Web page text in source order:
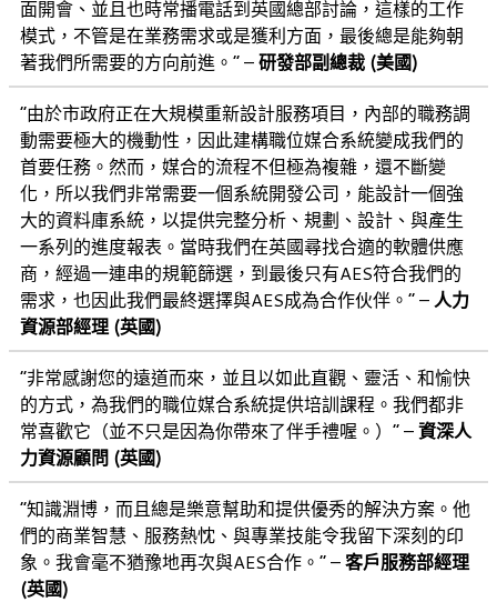
面開會、並且也時常播電話到英國總部討論，這樣的工作
模式，不管是在業務需求或是獲利方面，最後總是能夠朝
著我們所需要的方向前進。” –研發部副總裁 (美國)
“由於市政府正在大規模重新設計服務項目，內部的職務調
動需要極大的機動性，因此建構職位媒合系統變成我們的
首要任務。然而，媒合的流程不但極為複雜，還不斷變
化，所以我們非常需要一個系統開發公司，能設計一個強
大的資料庫系統，以提供完整分析、規劃、設計、與產生
一系列的進度報表。當時我們在英國尋找合適的軟體供應
商，經過一連串的規範篩選，到最後只有AES符合我們的
需求，也因此我們最終選擇與AES成為合作伙伴。” –人力
資源部經理 (英國)
“非常感謝您的遠道而來，並且以如此直觀、靈活、和愉快
的方式，為我們的職位媒合系統提供培訓課程。我們都非
常喜歡它（並不只是因為你帶來了伴手禮喔。）” –資深人
力資源顧問 (英國)
“知識淵博，而且總是樂意幫助和提供優秀的解決方案。他
們的商業智慧、服務熱忱、與專業技能令我留下深刻的印
象。我會毫不猶豫地再次與AES合作。” –客戶服務部經理
(英國)